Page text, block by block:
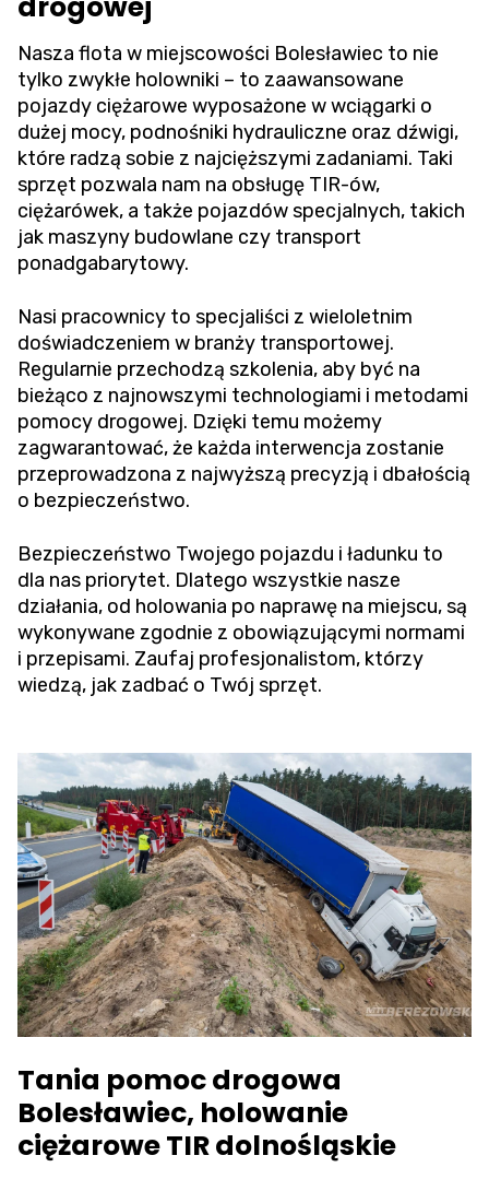
Nasza flota w miejscowości Bolesławiec to nie
tylko zwykłe holowniki – to zaawansowane
pojazdy ciężarowe wyposażone w wciągarki o
dużej mocy, podnośniki hydrauliczne oraz dźwigi,
które radzą sobie z najcięższymi zadaniami. Taki
sprzęt pozwala nam na obsługę TIR-ów,
ciężarówek, a także pojazdów specjalnych, takich
jak maszyny budowlane czy transport
ponadgabarytowy.
Nasi pracownicy to specjaliści z wieloletnim
doświadczeniem w branży transportowej.
Regularnie przechodzą szkolenia, aby być na
bieżąco z najnowszymi technologiami i metodami
pomocy drogowej. Dzięki temu możemy
zagwarantować, że każda interwencja zostanie
przeprowadzona z najwyższą precyzją i dbałością
o bezpieczeństwo.
Bezpieczeństwo Twojego pojazdu i ładunku to
dla nas priorytet. Dlatego wszystkie nasze
działania, od holowania po naprawę na miejscu, są
wykonywane zgodnie z obowiązującymi normami
i przepisami. Zaufaj profesjonalistom, którzy
wiedzą, jak zadbać o Twój sprzęt.
Tania pomoc drogowa
Bolesławiec, holowanie
ciężarowe TIR dolnośląskie